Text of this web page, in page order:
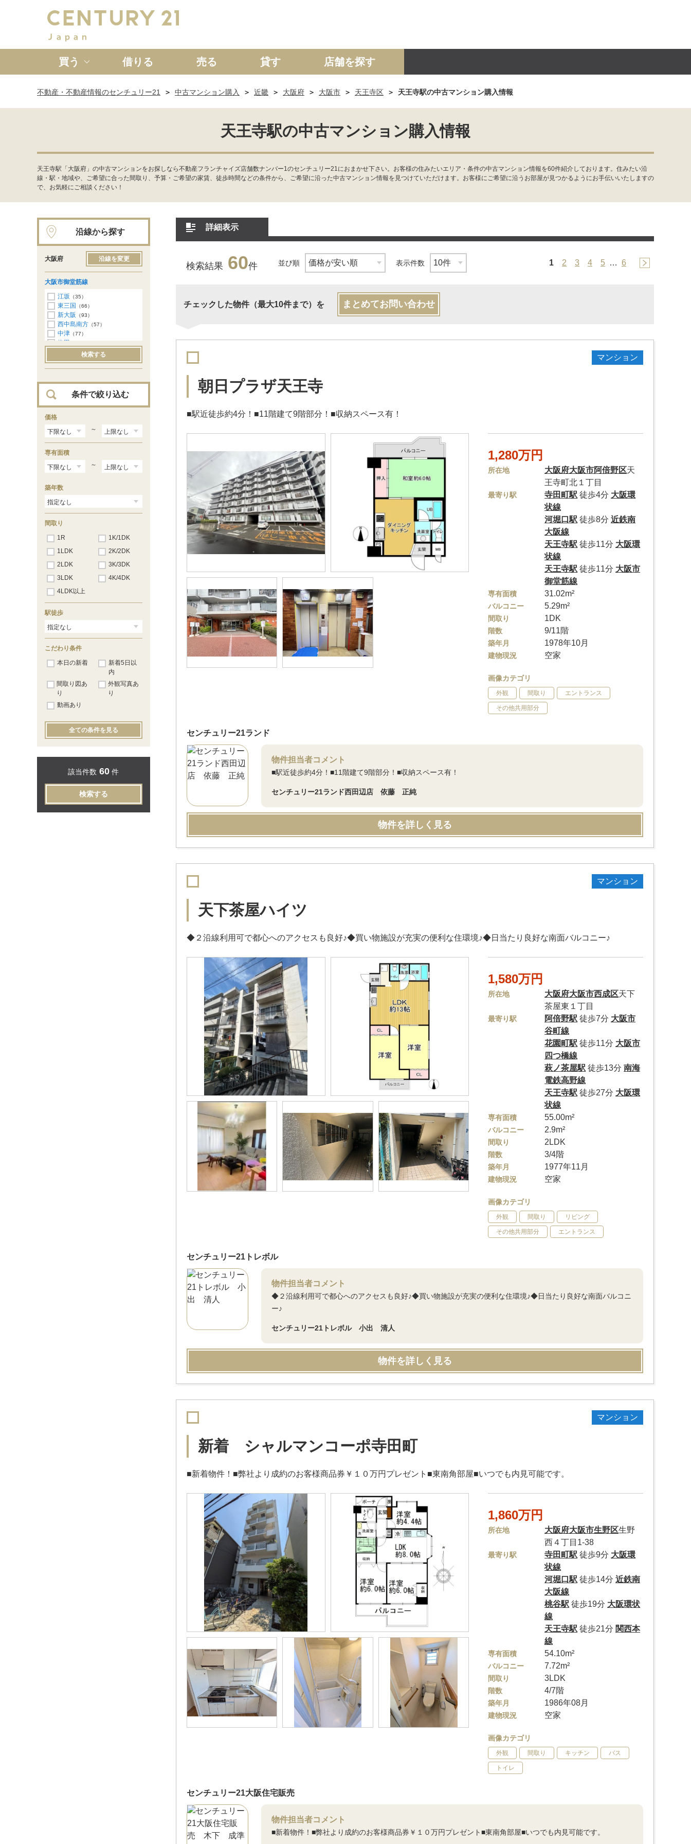
買う
新築一戸建て 中古一戸建て マンション 土地 事業投資用
借りる 売る 貸す 店舗を探す
不動産・不動産情報のセンチュリー21 中古マンション購入 近畿 大阪府 大阪市 天王寺区 天王寺駅の中古マンション購入情報
天王寺駅の中古マンション購入情報
天王寺駅「大阪府」の中古マンションをお探しなら不動産フランチャイズ店舗数ナンバー1のセンチュリー21におまかせ下さい。お客様の住みたいエリア・条件の中古マンション情報を60件紹介しております。住みたい沿
線・駅・地域や、ご希望に合った間取り、予算・ご希望の家賃、徒歩時間などの条件から、ご希望に沿った中古マンション情報を見つけていただけます。お客様にご希望に沿うお部屋が見つかるようにお手伝いいたしますの
で、お気軽にご相談ください！
詳細表示
検索結果 60件 並び順 表示件数 1 2 3 4 5 … 6
チェックした物件（最大10件まで）を まとめてお問い合わせ
マンション
朝日プラザ天王寺
■駅近徒歩約4分！■11階建て9階部分！■収納スペース有！
1,280万円
所在地 大阪府大阪市阿倍野区天
王寺町北１丁目
最寄り駅 寺田町駅 徒歩4分 大阪環
状線
河堀口駅 徒歩8分近鉄南
大阪線
天王寺駅 徒歩11分 大阪環
状線
天王寺駅 徒歩11分 大阪市
御堂筋線
専有面積 31.02m²
バルコニー 5.29m²
間取り 1DK
階数 9/11階
築年月 1978年10月
建物現況 空家
画像カテゴリ
外観 間取り エントランス
その他共用部分
センチュリー21ランド
物件担当者コメント
■駅近徒歩約4分！■11階建て9階部分！■収納スペース有！
センチュリー21ランド西田辺店 依藤 正純
物件を詳しく見る
マンション
天下茶屋ハイツ
◆２沿線利用可で都心へのアクセスも良好♪◆買い物施設が充実の便利な住環境♪◆日当たり良好な南面バルコニー♪
1,580万円
所在地 大阪府大阪市西成区天下
茶屋東１丁目
最寄り駅 阿倍野駅 徒歩7分 大阪市
谷町線
花園町駅 徒歩11分 大阪市
四つ橋線
萩ノ茶屋駅 徒歩13分南海
電鉄高野線
天王寺駅 徒歩27分 大阪環
状線
専有面積 55.00m²
バルコニー 2.9m²
間取り 2LDK
階数 3/4階
築年月 1977年11月
建物現況 空家
画像カテゴリ
外観 間取り リビング
その他共用部分 エントランス
センチュリー21トレボル
物件担当者コメント
◆２沿線利用可で都心へのアクセスも良好♪◆買い物施設が充実の便利な住環境♪◆日当たり良好な南面バルコニ
ー♪
センチュリー21トレボル 小出 清人
物件を詳しく見る
マンション
新着 シャルマンコーポ寺田町
■新着物件！■弊社より成約のお客様商品券￥１０万円プレゼント■東南角部屋■いつでも内見可能です。
1,860万円
所在地 大阪府大阪市生野区生野
西４丁目1-38
最寄り駅 寺田町駅 徒歩9分 大阪環
状線
河堀口駅 徒歩14分近鉄南
大阪線
桃谷駅 徒歩19分 大阪環状
線
天王寺駅 徒歩21分 関西本
線
専有面積 54.10m²
バルコニー 7.72m²
間取り 3LDK
階数 4/7階
築年月 1986年08月
建物現況 空家
画像カテゴリ
外観 間取り キッチン バス
トイレ
センチュリー21大阪住宅販売
物件担当者コメント
■新着物件！■弊社より成約のお客様商品券￥１０万円プレゼント■東南角部屋■いつでも内見可能です。
沿線から探す
大阪府 沿線を変更
大阪市御堂筋線
江坂 （35）
東三国 （66）
新大阪 （93）
西中島南方 （57）
中津 （77）
梅田
（20）
本町（60）
心斎橋（29）
大国町 （12）
動物園前 （2）
天王寺（60）
西田辺（20）
長居（19）
あびこ（15）
北花田
新金岡 （19）
なかもず（39）
検索する
条件で絞り込む
価格
～
専有面積
～
築年数
間取り
1R
1K/1DK
1LDK
2K/2DK
2LDK
3K/3DK
3LDK
4K/4DK
4LDK以上
駅徒歩
こだわり条件
本日の新着
新着5日以
内
間取り図あ
り
外観写真あ
り
動画あり
全ての条件を見る
該当件数 60 件
検索する